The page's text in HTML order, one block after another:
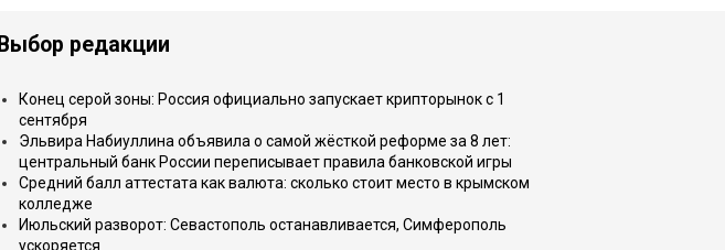
Выбор редакции
Конец серой зоны: Россия официально запускает крипторынок с 1
сентября
Эльвира Набиуллина объявила о самой жёсткой реформе за 8 лет:
центральный банк России переписывает правила банковской игры
Средний балл аттестата как валюта: сколько стоит место в крымском
колледже
Июльский разворот: Севастополь останавливается, Симферополь
ускоряется